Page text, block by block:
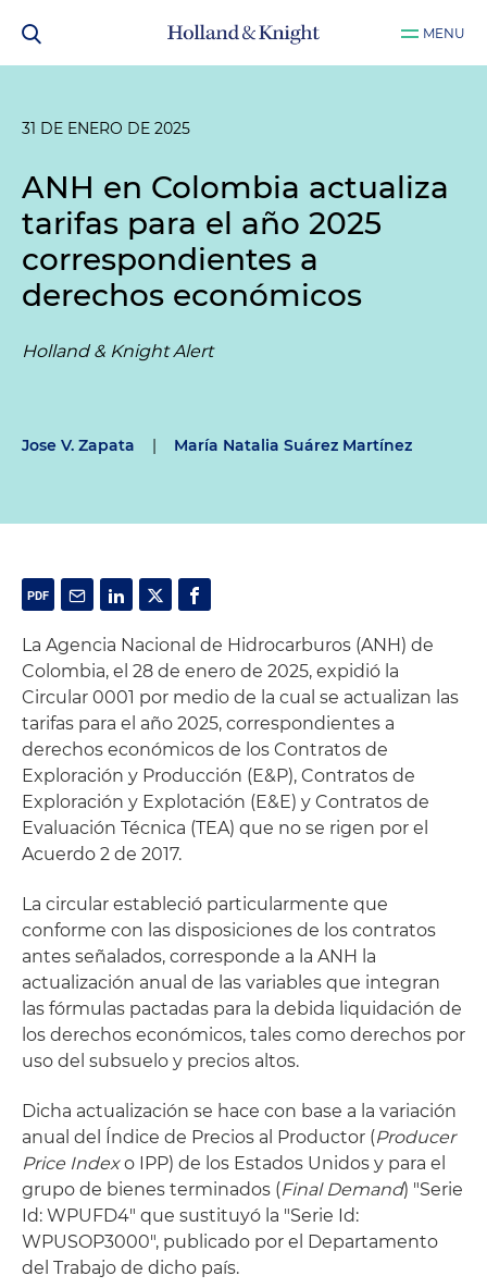
MENU
31 DE ENERO DE 2025
ANH en Colombia actualiza
tarifas para el año 2025
correspondientes a
derechos económicos
Holland & Knight Alert
Jose V. Zapata | María Natalia Suárez Martínez
La Agencia Nacional de Hidrocarburos (ANH) de
Colombia, el 28 de enero de 2025, expidió la
Circular 0001 por medio de la cual se actualizan las
tarifas para el año 2025, correspondientes a
derechos económicos de los Contratos de
Exploración y Producción (E&P), Contratos de
Exploración y Explotación (E&E) y Contratos de
Evaluación Técnica (TEA) que no se rigen por el
Acuerdo 2 de 2017.
La circular estableció particularmente que
conforme con las disposiciones de los contratos
antes señalados, corresponde a la ANH la
actualización anual de las variables que integran
las fórmulas pactadas para la debida liquidación de
los derechos económicos, tales como derechos por
uso del subsuelo y precios altos.
Dicha actualización se hace con base a la variación
anual del Índice de Precios al Productor (Producer
Price Indexo IPP) de los Estados Unidos y para el
grupo de bienes terminados (Final Demand) "Serie
Id: WPUFD4" que sustituyó la "Serie Id:
WPUSOP3000", publicado por el Departamento
del Trabajo de dicho país.